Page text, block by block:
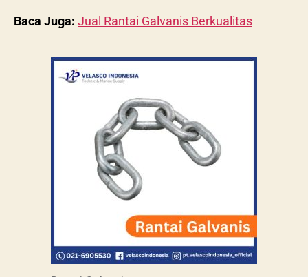
Baca Juga: Jual Rantai Galvanis Berkualitas